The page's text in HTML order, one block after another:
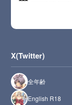
X(Twitter)
全年齢
English R18